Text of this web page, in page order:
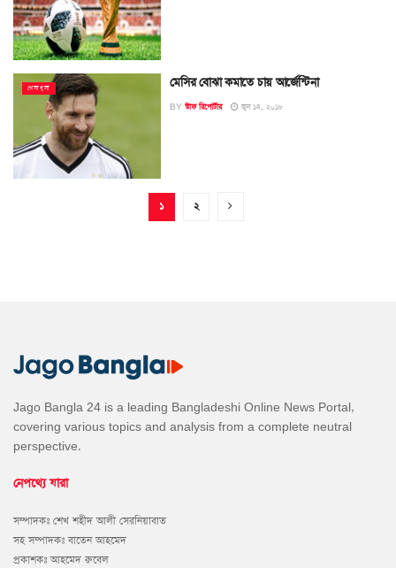
খেলাধুলা মেসির বোঝা কমাতে চায় আর্জেন্টিনা
BY স্টাফ রিপোর্টার জুন ১৪, ২০১৮
১ ২
Jago Bangla 24 is a leading Bangladeshi Online News Portal,
covering various topics and analysis from a complete neutral
perspective.
নেপথ্যে যারা
সম্পাদকঃ শেখ শহীদ আলী সেরনিয়াবাত
সহ সম্পাদকঃ বাতেন আহমেদ
প্রকাশকঃ আহমেদ রুবেল